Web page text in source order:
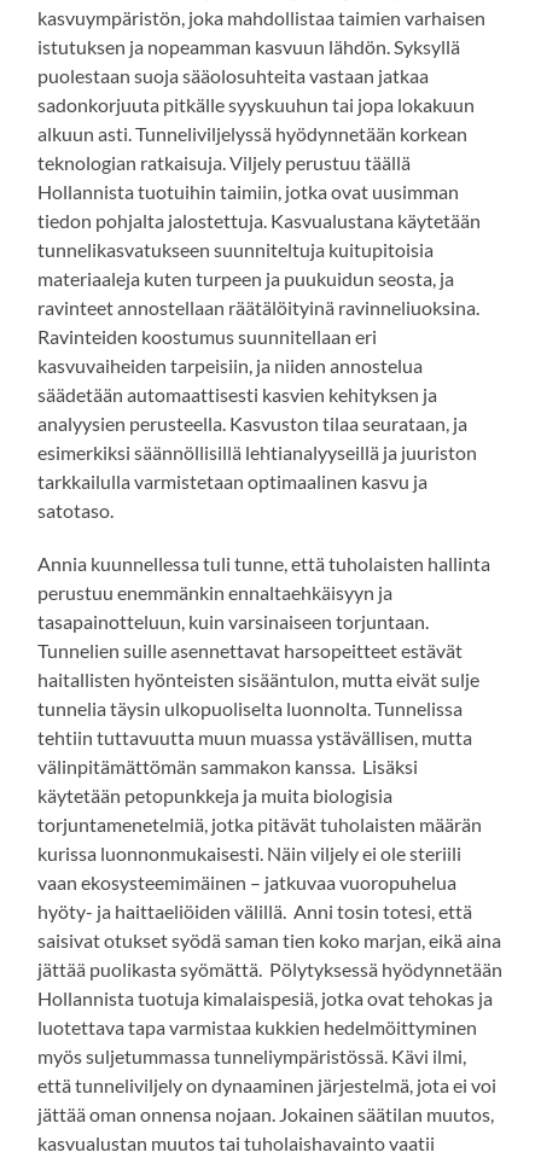
kasvuympäristön, joka mahdollistaa taimien varhaisen
istutuksen ja nopeamman kasvuun lähdön. Syksyllä
puolestaan suoja sääolosuhteita vastaan jatkaa
sadonkorjuuta pitkälle syyskuuhun tai jopa lokakuun
alkuun asti. Tunneliviljelyssä hyödynnetään korkean
teknologian ratkaisuja. Viljely perustuu täällä
Hollannista tuotuihin taimiin, jotka ovat uusimman
tiedon pohjalta jalostettuja. Kasvualustana käytetään
tunnelikasvatukseen suunniteltuja kuitupitoisia
materiaaleja kuten turpeen ja puukuidun seosta, ja
ravinteet annostellaan räätälöityinä ravinneliuoksina.
Ravinteiden koostumus suunnitellaan eri
kasvuvaiheiden tarpeisiin, ja niiden annostelua
säädetään automaattisesti kasvien kehityksen ja
analyysien perusteella. Kasvuston tilaa seurataan, ja
esimerkiksi säännöllisillä lehtianalyyseillä ja juuriston
tarkkailulla varmistetaan optimaalinen kasvu ja
satotaso.
Annia kuunnellessa tuli tunne, että tuholaisten hallinta
perustuu enemmänkin ennaltaehkäisyyn ja
tasapainotteluun, kuin varsinaiseen torjuntaan.
Tunnelien suille asennettavat harsopeitteet estävät
haitallisten hyönteisten sisääntulon, mutta eivät sulje
tunnelia täysin ulkopuoliselta luonnolta. Tunnelissa
tehtiin tuttavuutta muun muassa ystävällisen, mutta
välinpitämättömän sammakon kanssa. Lisäksi
käytetään petopunkkeja ja muita biologisia
torjuntamenetelmiä, jotka pitävät tuholaisten määrän
kurissa luonnonmukaisesti. Näin viljely ei ole steriili
vaan ekosysteemimäinen – jatkuvaa vuoropuhelua
hyöty- ja haittaeliöiden välillä. Anni tosin totesi, että
saisivat otukset syödä saman tien koko marjan, eikä aina
jättää puolikasta syömättä. Pölytyksessä hyödynnetään
Hollannista tuotuja kimalaispesiä, jotka ovat tehokas ja
luotettava tapa varmistaa kukkien hedelmöittyminen
myös suljetummassa tunneliympäristössä. Kävi ilmi,
että tunneliviljely on dynaaminen järjestelmä, jota ei voi
jättää oman onnensa nojaan. Jokainen säätilan muutos,
kasvualustan muutos tai tuholaishavainto vaatii